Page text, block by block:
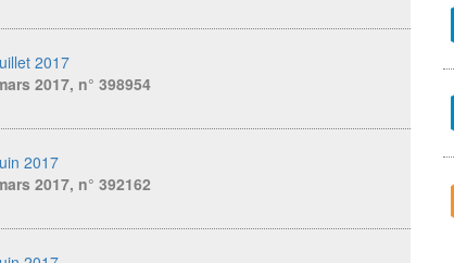
2017
2017, n° 398954
2017
2017, n° 392162